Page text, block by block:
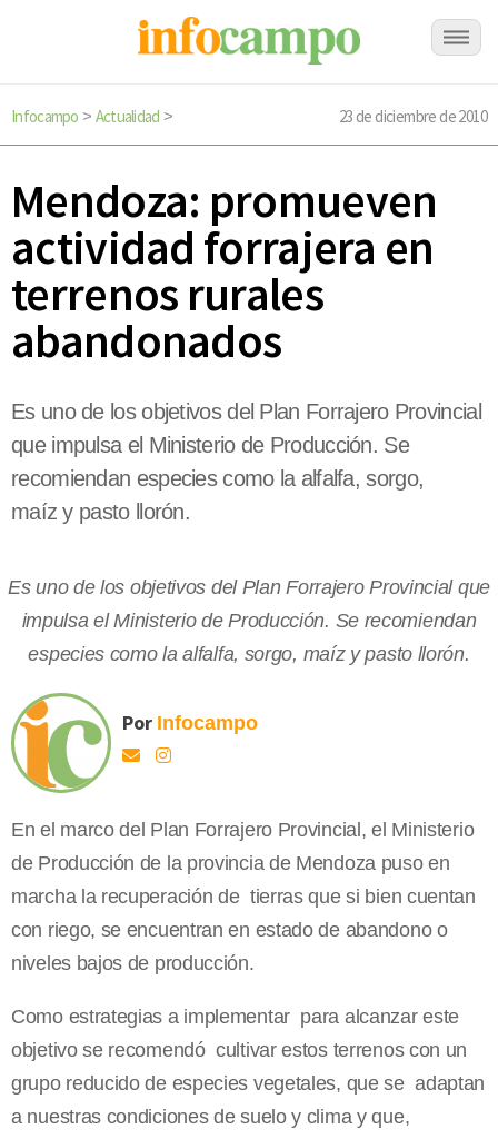
Infocampo > Actualidad > 23 de diciembre de 2010
Mendoza: promueven
actividad forrajera en
terrenos rurales
abandonados
Es uno de los objetivos del Plan Forrajero Provincial
que impulsa el Ministerio de Producción. Se
recomiendan especies como la alfalfa, sorgo,
maíz y pasto llorón.
Es uno de los objetivos del Plan Forrajero Provincial que
impulsa el Ministerio de Producción. Se recomiendan
especies como la alfalfa, sorgo, maíz y pasto llorón.
Por Infocampo
En el marco del Plan Forrajero Provincial, el Ministerio
de Producción de la provincia de Mendoza puso en
marcha la recuperación de tierras que si bien cuentan
con riego, se encuentran en estado de abandono o
niveles bajos de producción.
Como estrategias a implementar para alcanzar este
objetivo se recomendó cultivar estos terrenos con un
grupo reducido de especies vegetales, que se adaptan
a nuestras condiciones de suelo y clima y que,